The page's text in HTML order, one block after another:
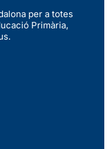
per a totes
Primària,